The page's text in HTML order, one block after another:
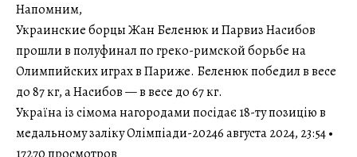
Напомним,
Украинские борцы Жан Беленюк и Парвиз Насибов
прошли в полуфинал по греко-римской борьбе на
Олимпийских играх в Париже. Беленюк победил в весе
до 87 кг, а Насибов — в весе до 67 кг.
Україна із сімома нагородами посідає 18-ту позицію в
медальному заліку Олімпіади-20246 августа 2024, 23:54 •